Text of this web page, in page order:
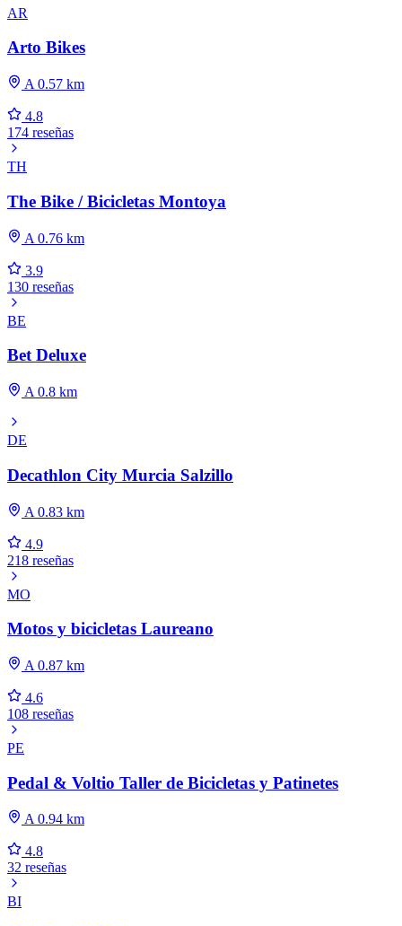
AR
Arto Bikes
A 0.57 km
4.8
174 reseñas
TH
The Bike / Bicicletas Montoya
A 0.76 km
3.9
130 reseñas
BE
Be‌t Deluxe
A 0.8 km
DE
Decathlon City Murcia Salzillo
A 0.83 km
4.9
218 reseñas
MO
Motos y bicicletas Laureano
A 0.87 km
4.6
108 reseñas
PE
Pedal & Voltio Taller de Bicicletas y Patinetes
A 0.94 km
4.8
32 reseñas
BI